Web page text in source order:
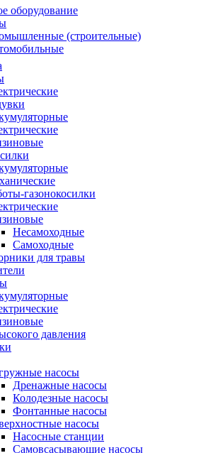
оборудование
(строительные)
газонокосилки
Несамоходные
Самоходные
для травы
давления
насосы
Дренажные насосы
Колодезные насосы
Фонтанные насосы
насосы
Насосные станции
Самовсасывающие насосы